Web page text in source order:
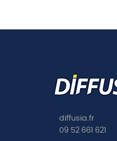
20 Zer noz
22 Ar Vatezh vihan
diffusia.fr
09 52 661 621